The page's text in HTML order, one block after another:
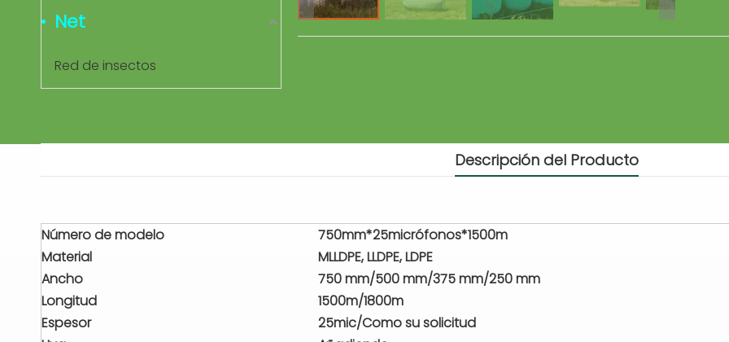
Net
Red de insectos
Descripción del Producto
Número de modelo
750mm*25micrófonos*1500m
Material
MLLDPE, LLDPE, LDPE
Ancho
750 mm/500 mm/375 mm/250 mm
Longitud
1500m/1800m
Espesor
25mic/Como su solicitud